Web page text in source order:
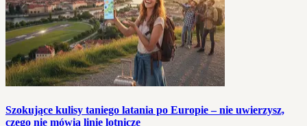
Szokujące kulisy taniego latania po Europie – nie uwierzysz,
czego nie mówią linie lotnicze